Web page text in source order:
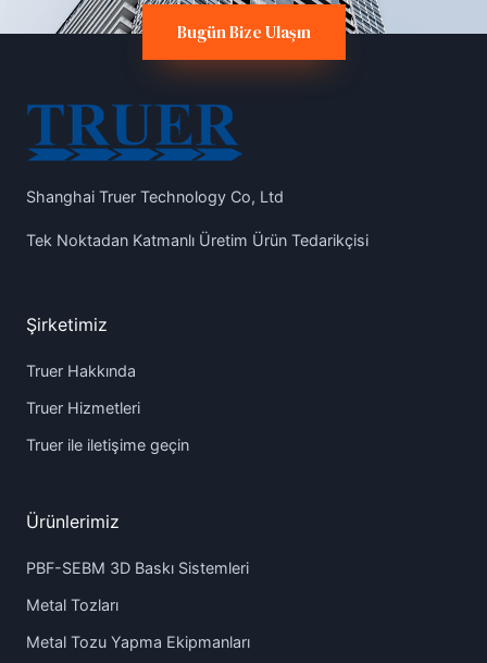
Bugün Bize Ulaşın
Shanghai Truer Technology Co, Ltd
Tek Noktadan Katmanlı Üretim Ürün Tedarikçisi
Şirketimiz
Truer Hakkında
Truer Hizmetleri
Truer ile iletişime geçin
Ürünlerimiz
PBF-SEBM 3D Baskı Sistemleri
Metal Tozları
Metal Tozu Yapma Ekipmanları